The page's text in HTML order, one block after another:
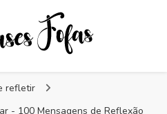
refletir
- 100 Mensagens de Reflexão